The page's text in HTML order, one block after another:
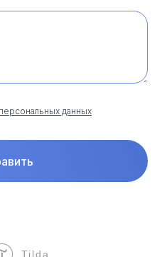
данных
Tilda